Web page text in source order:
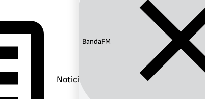
Noticias
Banda:
FM
Banda:FM